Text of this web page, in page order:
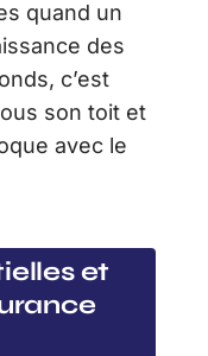
quand un
des
c’est
son toit et
avec le
et